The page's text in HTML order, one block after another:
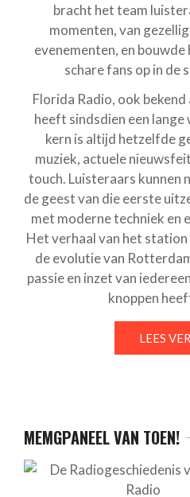
bracht het team
momenten, van
evenementen, en
schare fans op in de
Florida Radio, ook
heeft sindsdien een
kern is altijd hetzelfde
muziek, actuele
touch. Luisteraars kunnen
de geest van die eerste
met moderne techniek en
Het verhaal van het
de evolutie van
passie en inzet van
knoppen
LEES
MEMGPANEEL VAN TOEN!